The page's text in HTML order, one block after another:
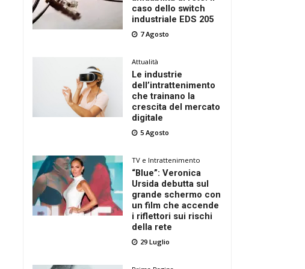
caso dello switch
industriale EDS 205
7 Agosto
Attualità
Le industrie
dell’intrattenimento
che trainano la
crescita del mercato
digitale
5 Agosto
TV e Intrattenimento
“Blue”: Veronica
Ursida debutta sul
grande schermo con
un film che accende
i riflettori sui rischi
della rete
29 Luglio